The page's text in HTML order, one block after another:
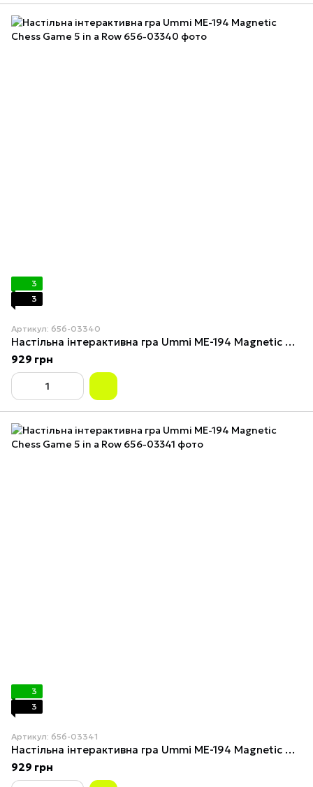
3
3
Артикул: 656-03340
Настільна інтерактивна гра Ummi ME-194 Magnetic Chess Game 5 in a Row
929 грн
3
3
Артикул: 656-03341
Настільна інтерактивна гра Ummi ME-194 Magnetic Chess Game 5 in a Row
929 грн